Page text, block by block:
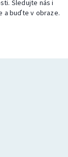
Sledujte nás i
a buďte v obraze.